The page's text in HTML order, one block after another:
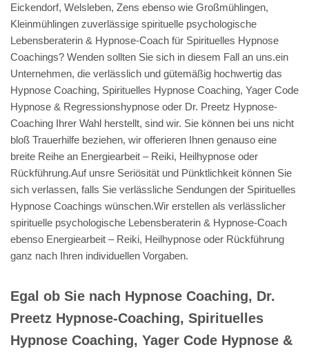
Eickendorf, Welsleben, Zens ebenso wie Großmühlingen,
Kleinmühlingen zuverlässige spirituelle psychologische
Lebensberaterin & Hypnose-Coach für Spirituelles Hypnose
Coachings? Wenden sollten Sie sich in diesem Fall an uns.ein
Unternehmen, die verlässlich und gütemäßig hochwertig das
Hypnose Coaching, Spirituelles Hypnose Coaching, Yager Code
Hypnose & Regressionshypnose oder Dr. Preetz Hypnose-
Coaching Ihrer Wahl herstellt, sind wir. Sie können bei uns nicht
bloß Trauerhilfe beziehen, wir offerieren Ihnen genauso eine
breite Reihe an Energiearbeit – Reiki, Heilhypnose oder
Rückführung.Auf unsre Seriösität und Pünktlichkeit können Sie
sich verlassen, falls Sie verlässliche Sendungen der Spirituelles
Hypnose Coachings wünschen.Wir erstellen als verlässlicher
spirituelle psychologische Lebensberaterin & Hypnose-Coach
ebenso Energiearbeit – Reiki, Heilhypnose oder Rückführung
ganz nach Ihren individuellen Vorgaben.
Egal ob Sie nach Hypnose Coaching, Dr.
Preetz Hypnose-Coaching, Spirituelles
Hypnose Coaching, Yager Code Hypnose &